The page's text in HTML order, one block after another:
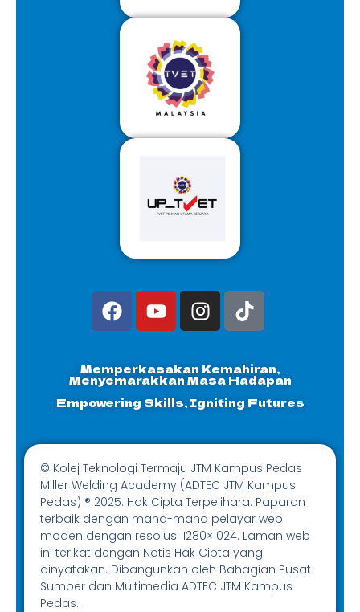
Memperkasakan Kemahiran,
Menyemarakkan Masa Hadapan
Empowering Skills, Igniting Futures
© Kolej Teknologi Termaju JTM Kampus Pedas
Miller Welding Academy (ADTEC JTM Kampus
Pedas) ® 2025. Hak Cipta Terpelihara. Paparan
terbaik dengan mana-mana pelayar web
moden dengan resolusi 1280×1024. Laman web
ini terikat dengan Notis Hak Cipta yang
dinyatakan. Dibangunkan oleh Bahagian Pusat
Sumber dan Multimedia ADTEC JTM Kampus
Pedas.